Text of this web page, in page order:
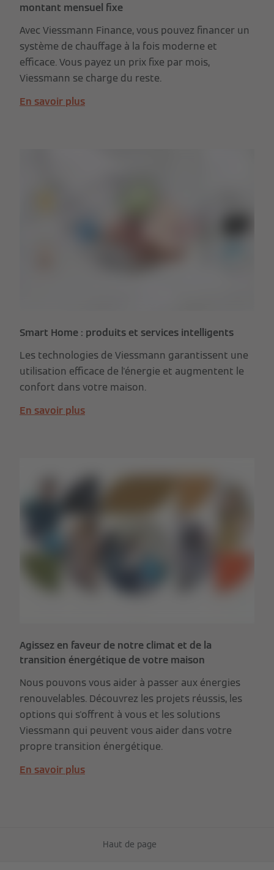
montant mensuel fixe
Avec Viessmann Finance, vous pouvez financer un
système de chauffage à la fois moderne et
efficace. Vous payez un prix fixe par mois,
Viessmann se charge du reste.
En savoir plus
Smart Home : produits et services intelligents
Les technologies de Viessmann garantissent une
utilisation efficace de l'énergie et augmentent le
confort dans votre maison.
En savoir plus
Agissez en faveur de notre climat et de la
transition énergétique de votre maison
Nous pouvons vous aider à passer aux énergies
renouvelables. Découvrez les projets réussis, les
options qui s'offrent à vous et les solutions
Viessmann qui peuvent vous aider dans votre
propre transition énergétique.
En savoir plus
Haut de page